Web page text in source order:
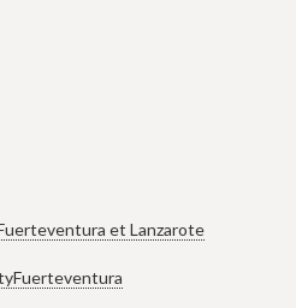
et Lanzarote